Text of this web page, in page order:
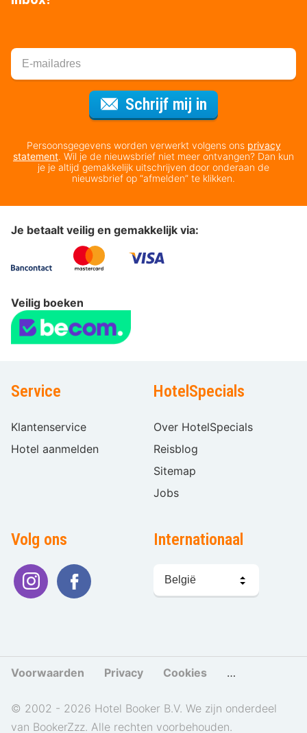
Schrijf mij in
Persoonsgegevens worden verwerkt volgens ons privacy
statement. Wil je de nieuwsbrief niet meer ontvangen? Dan kun
je je altijd gemakkelijk uitschrijven door onderaan de
nieuwsbrief op “afmelden” te klikken.
Je betaalt veilig en gemakkelijk via:
Veilig boeken
Service
Klantenservice
Hotel aanmelden
HotelSpecials
Over HotelSpecials
Reisblog
Sitemap
Jobs
Volg ons Internationaal
kiezen
Voorwaarden Privacy Cookies Cookies
© 2002 - 2026 Hotel Booker B.V. We zijn onderdeel
van BookerZzz. Alle rechten voorbehouden.